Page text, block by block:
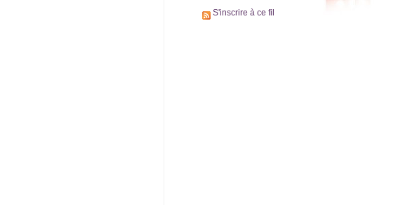
S'inscrire à ce fil